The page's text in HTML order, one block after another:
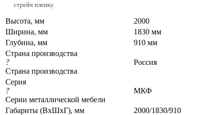
стрейч пленку.
Высота, мм
2000
Ширина, мм
1830 мм
Глубина, мм
910 мм
Страна производства
?
Страна производства
Россия
Серия
?
Серии металлической мебели
МКФ
Габариты (ВхШхГ), мм
2000/1830/910